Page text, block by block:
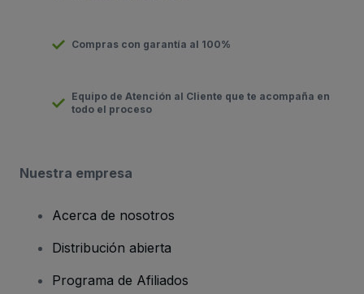
Compras con garantía al 100%
Equipo de Atención al Cliente que te acompaña en
todo el proceso
Nuestra empresa
Acerca de nosotros
Distribución abierta
Programa de Afiliados